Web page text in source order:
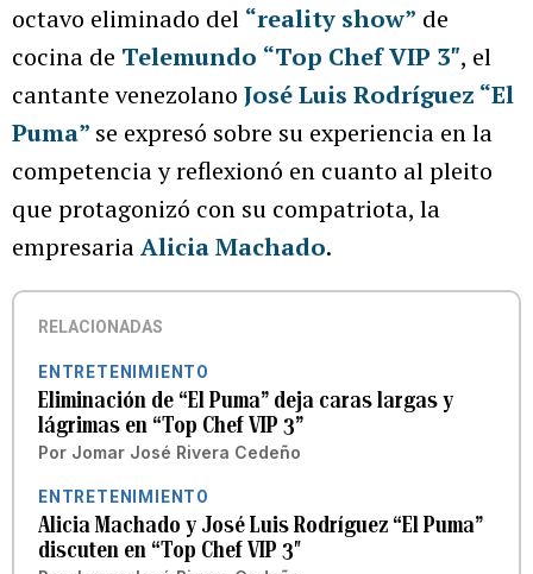
octavo eliminado del “reality show” de
cocina de Telemundo “Top Chef VIP 3″, el
cantante venezolano José Luis Rodríguez “El
Puma” se expresó sobre su experiencia en la
competencia y reflexionó en cuanto al pleito
que protagonizó con su compatriota, la
empresariaAlicia Machado.
RELACIONADAS
ENTRETENIMIENTO
Eliminación de “El Puma” deja caras largas y
lágrimas en “Top Chef VIP 3”
Por Jomar José Rivera Cedeño
ENTRETENIMIENTO
Alicia Machado y José Luis Rodríguez “El Puma”
discuten en “Top Chef VIP 3″